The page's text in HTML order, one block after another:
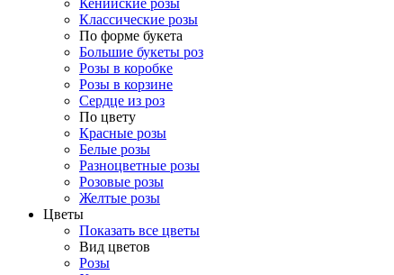
Кенийские розы
Классические розы
По форме букета
Большие букеты роз
Розы в коробке
Розы в корзине
Сердце из роз
По цвету
Красные розы
Белые розы
Разноцветные розы
Розовые розы
Желтые розы
Цветы
Показать все цветы
Вид цветов
Розы